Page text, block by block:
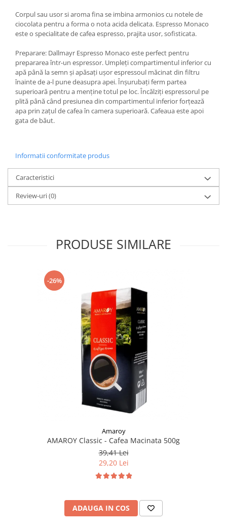
Corpul sau usor si aroma fina se imbina armonios cu notele de
ciocolata pentru a forma o nota acida delicata. Espresso Monaco
este o specialitate de cafea espresso, prajita usor, sofisticata.
Preparare: Dallmayr Espresso Monaco este perfect pentru
prepararea într-un espressor. Umpleți compartimentul inferior cu
apă până la semn și apăsați ușor espressoul măcinat din filtru
înainte de a-l pune deasupra apei. Înșurubați ferm partea
superioară pentru a menține totul pe loc. Încălziți espressorul pe
plită până când presiunea din compartimentul inferior forțează
apa prin zațul de cafea în camera superioară. Cafeaua este apoi
gata de băut.
Informatii conformitate produs
Caracteristici
Review-uri(0)
PRODUSE SIMILARE
-26%
Amaroy
AMAROY Classic - Cafea Macinata 500g
39,41 Lei
29,20 Lei
ADAUGA IN COS